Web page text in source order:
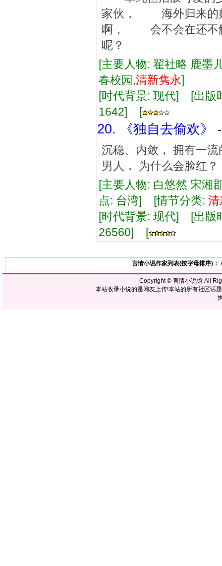
家伙， 海外归来的
啊， 会不会在还不
呢？
[主要人物: 翟社略 鹿
春校园,清新隽永]
[时代背景: 现代] [出
1642] [
20. 《独自去偷欢》
沉稳、内敛， 拥有一
男人， 为什么会脸红？
[主要人物: 白悠然 宋湘
点: 台湾] [情节分类: 清
[时代背景: 现代] [出
26560] [
言情小说作家列表(按字母排序)：
Copyright © 言情小说馆All
本站收录小说的是网友上传!本站的所有社区话